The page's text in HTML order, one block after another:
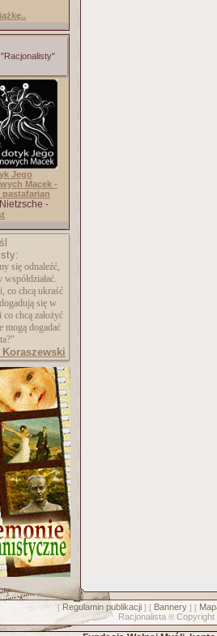
Jego
Macek -
pastafarian
-
się odnaleźć,
co chcą ukraść
się w
chcą założyć
mogą dogadać
[ Regulamin publikacji] [ Bannery] [
Racjonalista © Copyright